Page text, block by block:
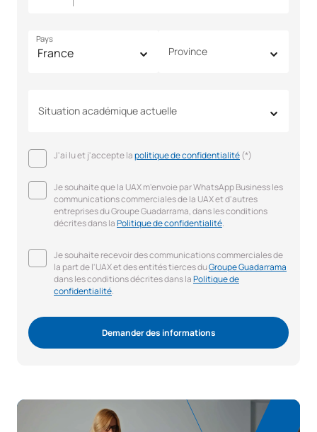
Pays
Province
Situation académique actuelle
J'ai lu et j'accepte lapolitique de confidentialité(*)
Je souhaite que la UAX m'envoie par WhatsApp Business les
communications commerciales de la UAX et d'autres
entreprises du Groupe Guadarrama, dans les conditions
décrites dans laPolitique de confidentialité.
Je souhaite recevoir des communications commerciales de
la part de l'UAX et des entités tierces duGroupe Guadarrama
dans les conditions décrites dans laPolitique de
confidentialité.
Demander des informations